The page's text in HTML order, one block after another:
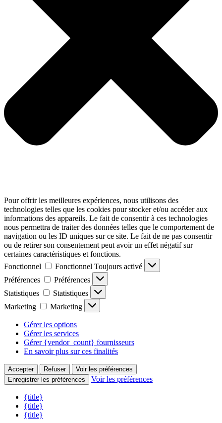
Pour offrir les meilleures expériences, nous utilisons des
technologies telles que les cookies pour stocker et/ou accéder aux
informations des appareils. Le fait de consentir à ces technologies
nous permettra de traiter des données telles que le comportement de
navigation ou les ID uniques sur ce site. Le fait de ne pas consentir
ou de retirer son consentement peut avoir un effet négatif sur
certaines caractéristiques et fonctions.
Fonctionnel
Fonctionnel Toujours activé
Préférences
Préférences
Statistiques
Statistiques
Marketing
Marketing
Gérer les options
Gérer les services
Gérer {vendor_count} fournisseurs
En savoir plus sur ces finalités
Accepter Refuser
Voir les préférences
Enregistrer les préférences
Voir les préférences
{title}
{title}
{title}